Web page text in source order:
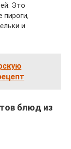
Это
пироги,
и
блюд из